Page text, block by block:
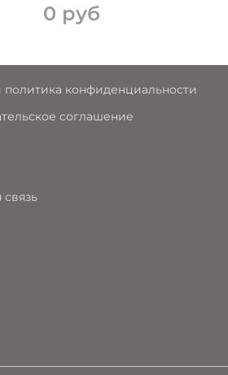
0 руб
конфиденциальности
соглашение
связь